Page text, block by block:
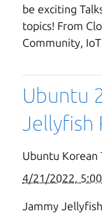
be exciting
topics! From
Community,
Ubuntu
Jellyfish
Ubuntu Korean
4/21/2022,
Jammy